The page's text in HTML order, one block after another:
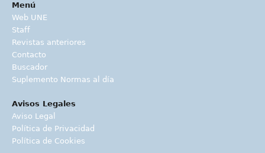
Menú
Web UNE
Staff
Revistas anteriores
Contacto
Buscador
Suplemento Normas al día
Avisos Legales
Aviso Legal
Política de Privacidad
Política de Cookies